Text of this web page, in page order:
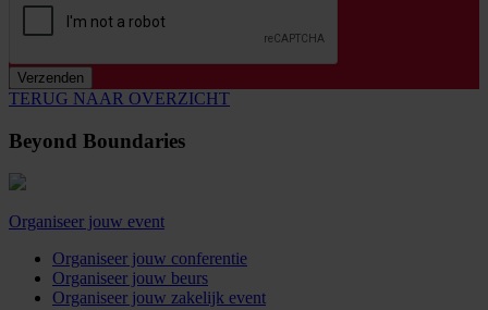
TERUG NAAR OVERZICHT
Beyond Boundaries
Organiseer jouw event
Organiseer jouw conferentie
Organiseer jouw beurs
Organiseer jouw zakelijk event